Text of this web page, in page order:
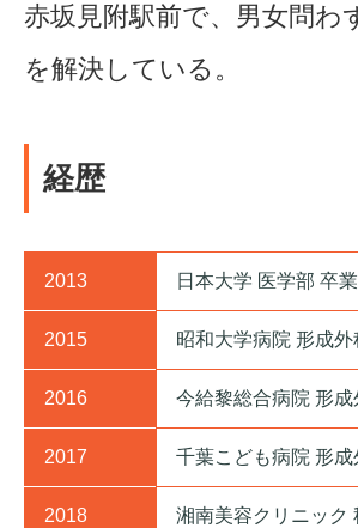
赤坂見附駅前で、男女問わ
を解決している。
経歴
2013 日本大学 医学部 卒業
2015 昭和大学病院 形成外
2016 今給黎総合病院 形成
2017 千葉こども病院 形成
2018 湘南美容クリニック